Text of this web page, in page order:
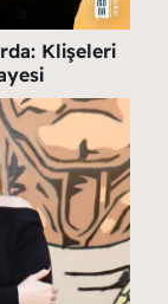
Klişeleri